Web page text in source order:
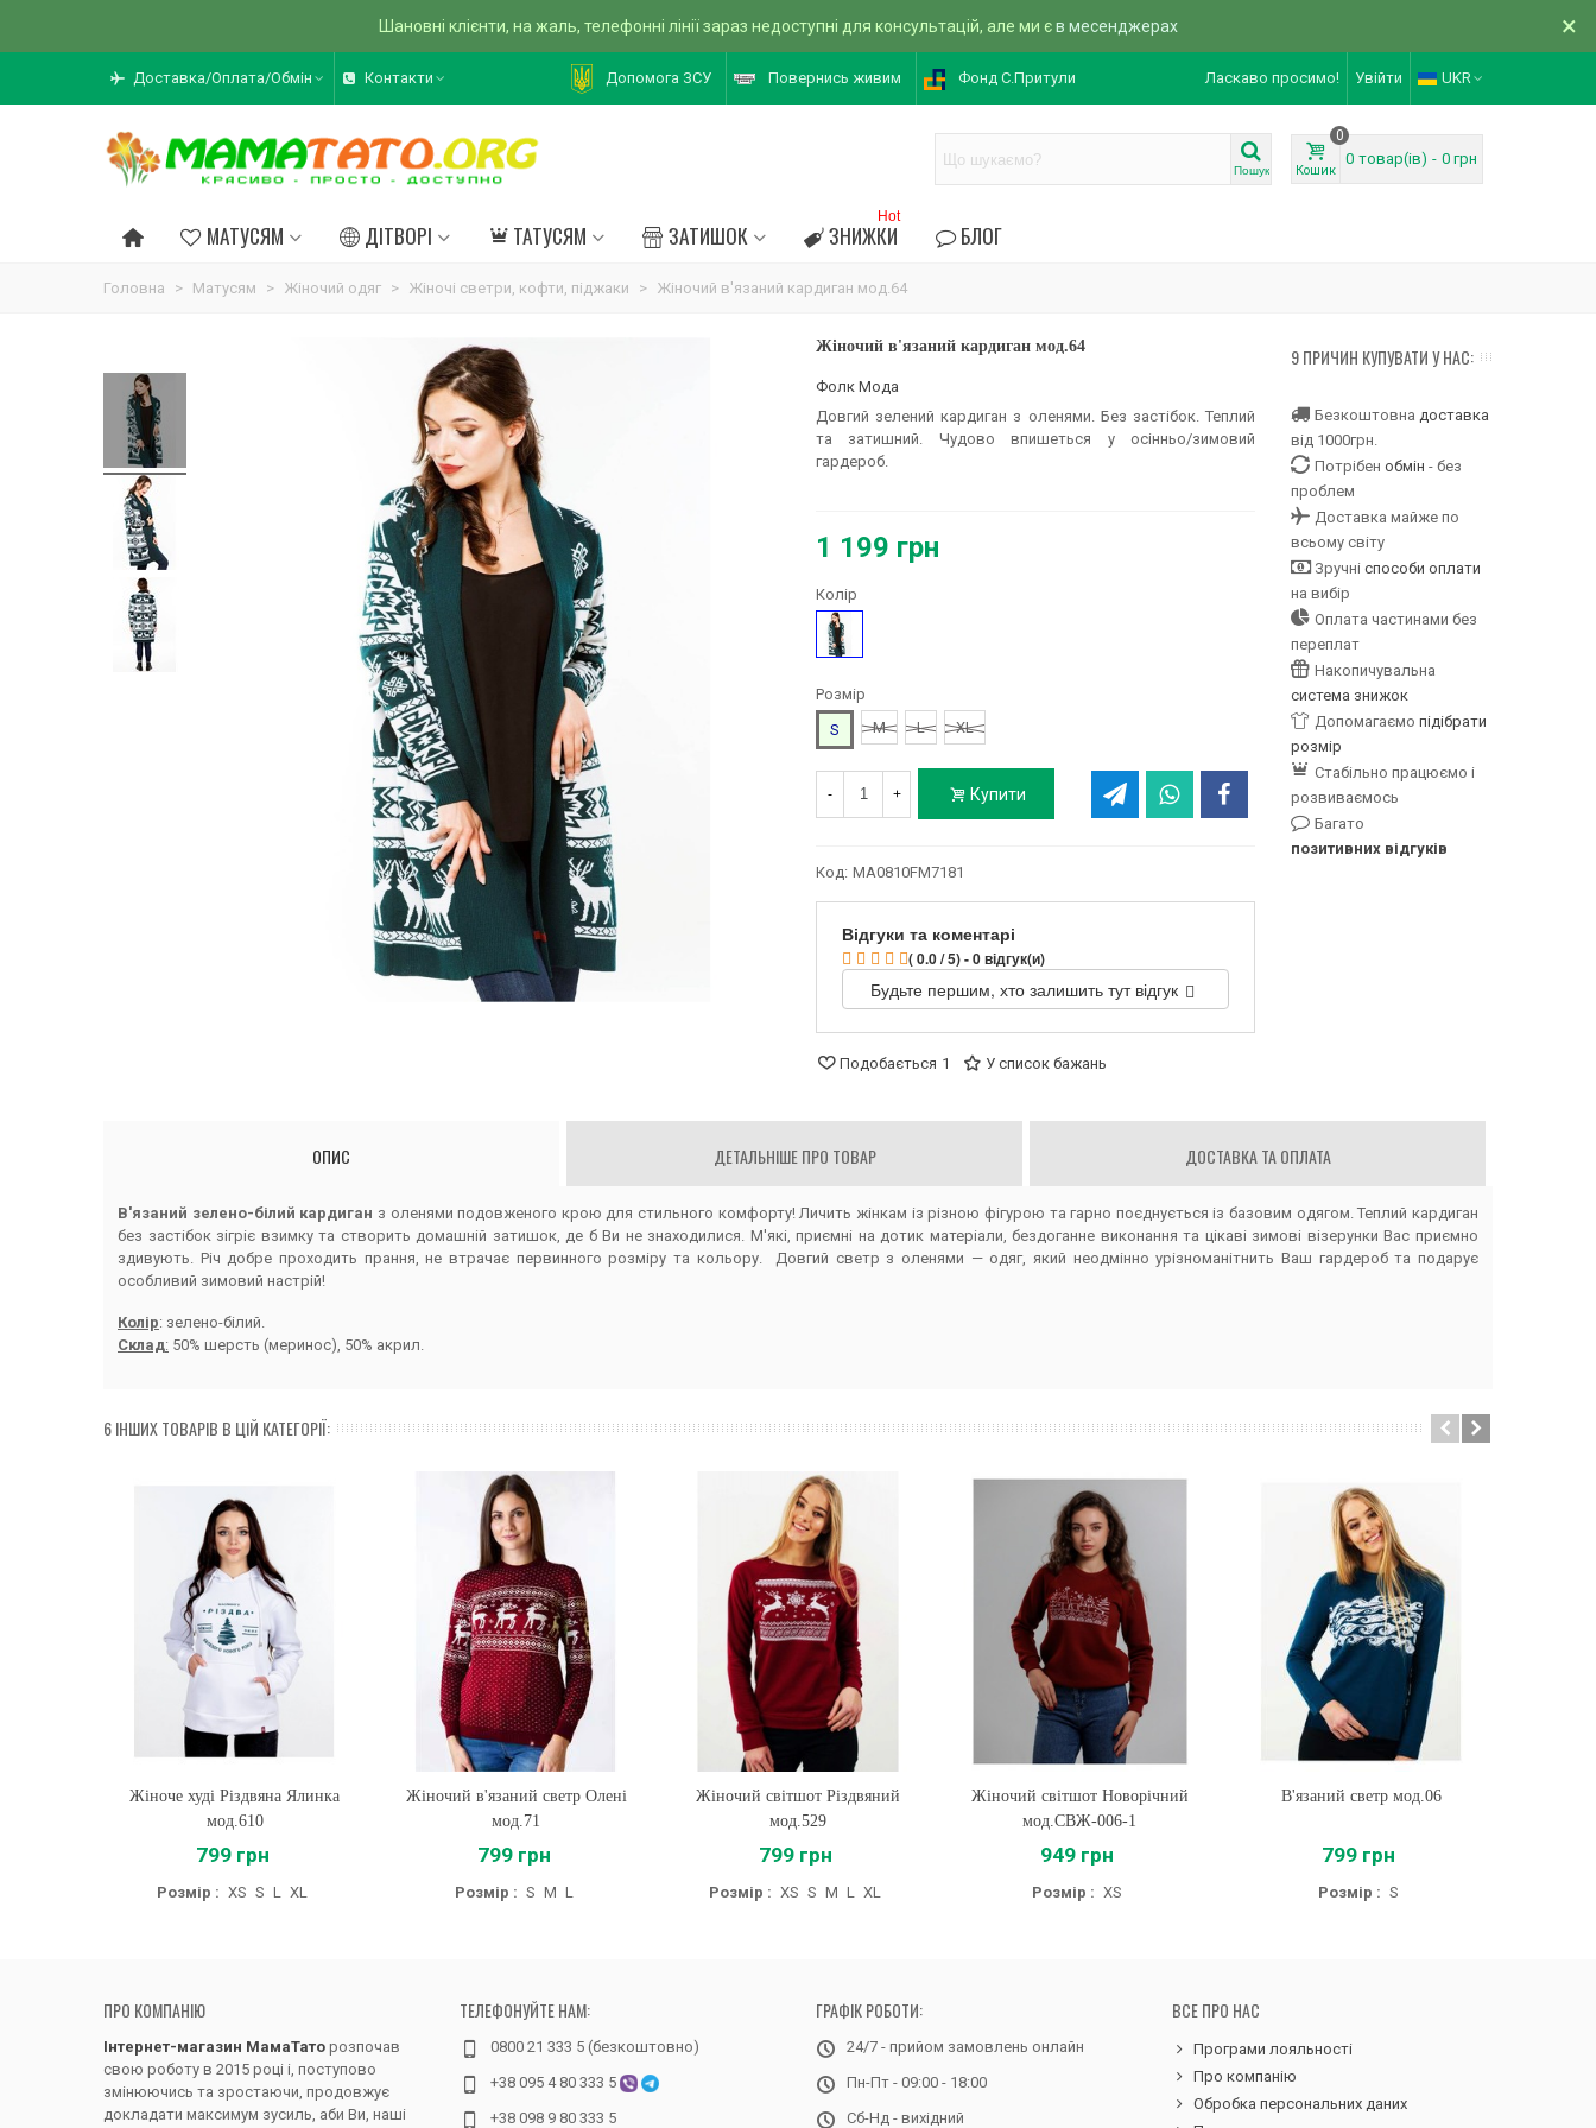
Шановні клієнти, на жаль, телефонні лінії зараз недоступні для консультацій, але ми єв месенджерах ×
Доставка/Оплата/Обмін Контакти Допомога ЗСУ Повернись живим Фонд С.Притули Ласкаво просимо! Увійти UKR
Пошук Кошик
0
0 товар(ів) - 0 грн
МАТУСЯМ ДІТВОРІ ТАТУСЯМ ЗАТИШОК ЗНИЖКИ
Hot
БЛОГ
Головна > Матусям > Жіночий одяг > Жіночі светри, кофти, піджаки > Жіночий в'язаний кардиган мод.64
Жіночий в'язаний кардиган мод.64
Фолк Мода
Довгий зелений кардиган з оленями. Без застібок. Теплий
та затишний. Чудово впишеться у осінньо/зимовий
гардероб.
1 199 грн
Колір
Зелений
Розмір
S
M L XL
- + Купити
Код: MA0810FM7181
Відгуки та коментарі
( 0.0 / 5) - 0 відгук(и)
Будьте першим, хто залишить тут відгук
Подобається 1 У список бажань
9 ПРИЧИН КУПУВАТИ У НАС:
Безкоштовна доставка
від 1000грн.
Потрібен обмін - без
проблем
Доставка майже по
всьому світу
Зручні способи оплати
на вибір
Оплата частинами без
переплат
Накопичувальна
система знижок
Допомагаємо підібрати
розмір
Стабільно працюємо і
розвиваємось
Багато
позитивних відгуків
ОПИС ДЕТАЛЬНІШЕ ПРО ТОВАР ДОСТАВКА ТА ОПЛАТА
В'язаний зелено-білий кардиган з оленями подовженого крою для стильного комфорту! Личить жінкам із різною фігурою та гарно поєднується із базовим одягом. Теплий кардиган
без застібок зігріє взимку та створить домашній затишок, де б Ви не знаходилися. М'які, приємні на дотик матеріали, бездоганне виконання та цікаві зимові візерунки Вас приємно
здивують. Річ добре проходить прання, не втрачає первинного розміру та кольору. Довгий светр з оленями — одяг, який неодмінно урізноманітнить Ваш гардероб та подарує
особливий зимовий настрій!
Колір: зелено-білий.
Склад: 50% шерсть (меринос), 50% акрил.
6 ІНШИХ ТОВАРІВ В ЦІЙ КАТЕГОРІЇ:
Купити
Жіноче худі Різдвяна Ялинка
мод.610
799 грн
Розмір : XS S L XL
Купити
Жіночий в'язаний светр Олені
мод.71
799 грн
Розмір : S M L
Купити
Жіночий світшот Різдвяний
мод.529
799 грн
Розмір : XS S M L XL
Купити
Жіночий світшот Новорічний
мод.СВЖ-006-1
949 грн
Розмір : XS
Купити
В'язаний светр мод.06
799 грн
Розмір : S
ПРО КОМПАНІЮ
Інтернет-магазин МамаТато розпочав
свою роботу в 2015 році і, поступово
змінюючись та зростаючи, продовжує
докладати максимум зусиль, аби Ви, наші
ТЕЛЕФОНУЙТЕ НАМ:
0800 21 333 5 (безкоштовно)
+38 095 4 80 333 5
+38 098 9 80 333 5
ГРАФІК РОБОТИ:
24/7 - прийом замовлень онлайн
Пн-Пт - 09:00 - 18:00
Сб-Нд - вихідний
ВСЕ ПРО НАС
Програми лояльності
Про компанію
Обробка персональних даних